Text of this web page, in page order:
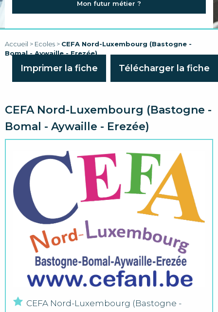
LIENS
Mon futur métier ?
Accueil > Ecoles > CEFA Nord-Luxembourg (Bastogne -
Bomal - Aywaille - Erezée)
CEFA Nord-Luxembourg (Bastogne -
Bomal - Aywaille - Erezée)
CEFA Nord-Luxembourg (Bastogne -
Imprimer la fiche Télécharger la fiche